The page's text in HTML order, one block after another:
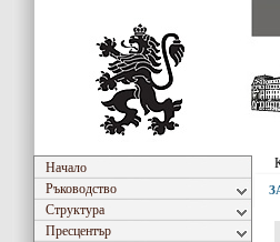
Начало
Ръководство
Структура
Пресцентър